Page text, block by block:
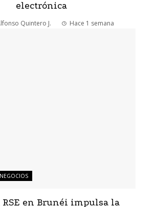
electrónica
Quintero J. Hace 1 semana
RSE en Brunéi impulsa la